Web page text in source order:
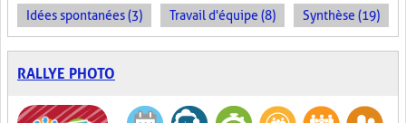
Idées spontanées (3) Travail d'équipe (8) Synthèse (19)
RALLYE PHOTO